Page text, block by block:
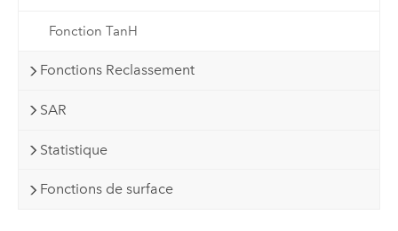
Fonction TanH
Fonctions Reclassement
SAR
Statistique
Fonctions de surface